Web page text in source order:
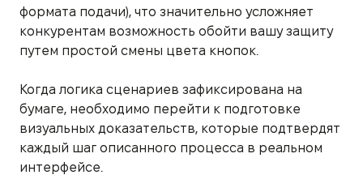
формата подачи), что значительно усложняет
конкурентам возможность обойти вашу защиту
путем простой смены цвета кнопок.
Когда логика сценариев зафиксирована на
бумаге, необходимо перейти к подготовке
визуальных доказательств, которые подтвердят
каждый шаг описанного процесса в реальном
интерфейсе.